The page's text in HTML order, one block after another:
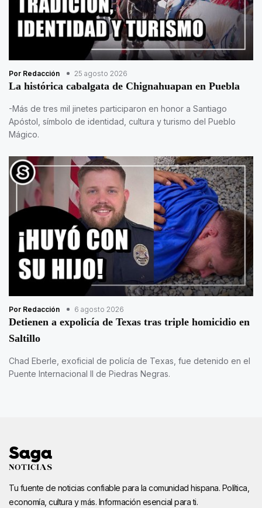
Por Redacción 25 agosto 2026
La histórica cabalgata de Chignahuapan en Puebla
-Más de tres mil jinetes participaron en honor a Santiago
Apóstol, símbolo de identidad, cultura y turismo del Pueblo
Mágico.
Por Redacción 6 agosto 2026
Detienen a expolicía de Texas tras triple homicidio en
Saltillo
Chad Eberle, exoficial de policía de Texas, fue detenido en el
Puente Internacional II de Piedras Negras.
Tu fuente de noticias confiable para la comunidad hispana. Política,
economía, cultura y más. Información esencial para ti.